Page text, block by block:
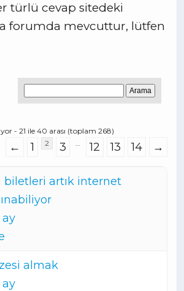
türlü cevap sitedeki
forumda mevcuttur, lütfen
- 21 ile 40 arası (toplam 268)
← 1 2 3 … 12 13 14 →
biletleri artık internet
ay
almak
ay